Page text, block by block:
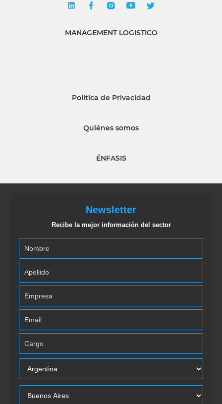
MANAGEMENT LOGISTICO
Política de Privacidad
Quiénes somos
ÉNFASIS
Newsletter
Recibe la mejor información del sector